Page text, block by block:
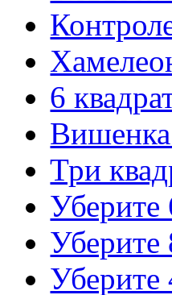
6
Вишенка
Три
Уберите
Уберите
Уберите